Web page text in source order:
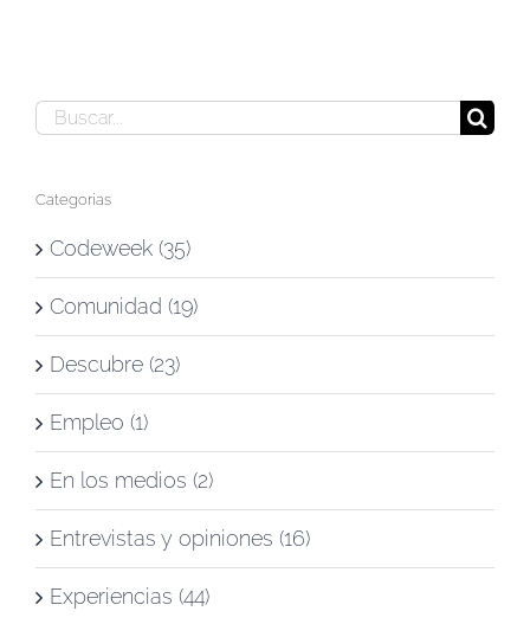
Buscar:
Categorías
Codeweek (35)
Comunidad (19)
Descubre (23)
Empleo (1)
En los medios (2)
Entrevistas y opiniones (16)
Experiencias (44)